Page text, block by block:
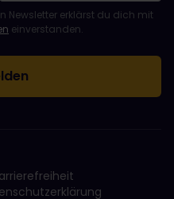
Pflichtfeld!
ist ein Fehler aufgetreten.
abonniert! zu, um
Newsletter erklärst du dich mit
einverstanden.